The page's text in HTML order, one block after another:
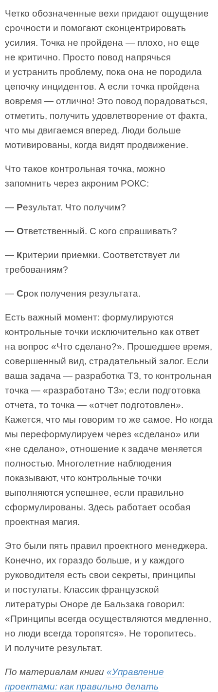
Четко обозначенные вехи придают ощущение
срочности и помогают сконцентрировать
усилия. Точка не пройдена — плохо, но еще
не критично. Просто повод напрячься
и устранить проблему, пока она не породила
цепочку инцидентов. А если точка пройдена
вовремя — отлично! Это повод порадоваться,
отметить, получить удовлетворение от факта,
что мы двигаемся вперед. Люди больше
мотивированы, когда видят продвижение.
Что такое контрольная точка, можно
запомнить через акроним РОКС:
— Результат. Что получим?
— Ответственный. С кого спрашивать?
— Критерии приемки. Соответствует ли
требованиям?
— Срок получения результата.
Есть важный момент: формулируются
контрольные точки исключительно как ответ
на вопрос «Что сделано?». Прошедшее время,
совершенный вид, страдательный залог. Если
ваша задача — разработка ТЗ, то контрольная
точка — «разработано ТЗ»; если подготовка
отчета, то точка — «отчет подготовлен».
Кажется, что мы говорим то же самое. Но когда
мы переформулируем через «сделано» или
«не сделано», отношение к задаче меняется
полностью. Многолетние наблюдения
показывают, что контрольные точки
выполняются успешнее, если правильно
сформулированы. Здесь работает особая
проектная магия.
Это были пять правил проектного менеджера.
Конечно, их гораздо больше, и у каждого
руководителя есть свои секреты, принципы
и постулаты. Классик французской
литературы Оноре де Бальзака говорил:
«Принципы всегда осуществляются медленно,
но люди всегда торопятся». Не торопитесь.
И получите результат.
По материалам книги «Управление
проектами: как правильно делать